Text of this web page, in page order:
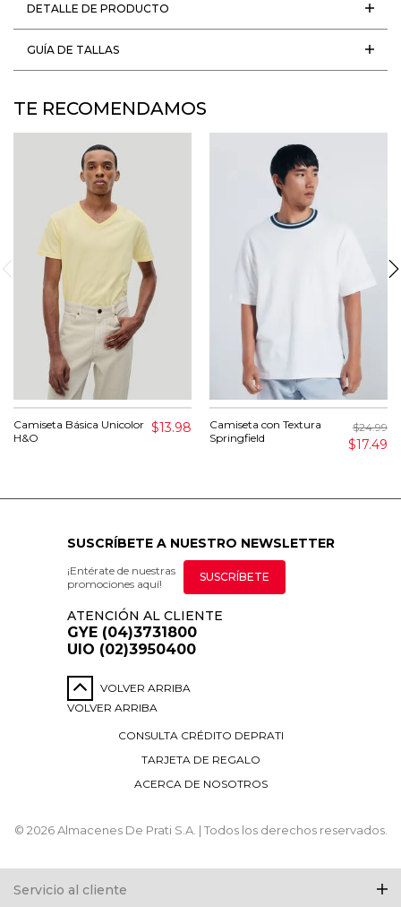
DETALLE DE PRODUCTO
GUÍA DE TALLAS
TE RECOMENDAMOS
Camiseta Básica Unicolor
H&O
$13.98
Camiseta con Textura
Springfield
$24.99
$17.49
SUSCRÍBETE A NUESTRO NEWSLETTER
¡Entérate de nuestras
promociones aquí!
SUSCRÍBETE
ATENCIÓN AL CLIENTE
GYE (04)3731800
UIO (02)3950400
VOLVER ARRIBA
VOLVER ARRIBA
Servicio al cliente
CONSULTA CRÉDITO DEPRATI
TARJETA DE REGALO
ACERCA DE NOSOTROS
© 2026 Almacenes De Prati S.A. | Todos los derechos reservados.